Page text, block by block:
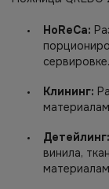
HoReCa:
сервировке.
Клининг:
Детейлинг:
винила,